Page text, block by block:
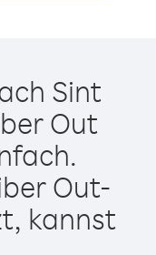
Sint
Out
Out-
kannst